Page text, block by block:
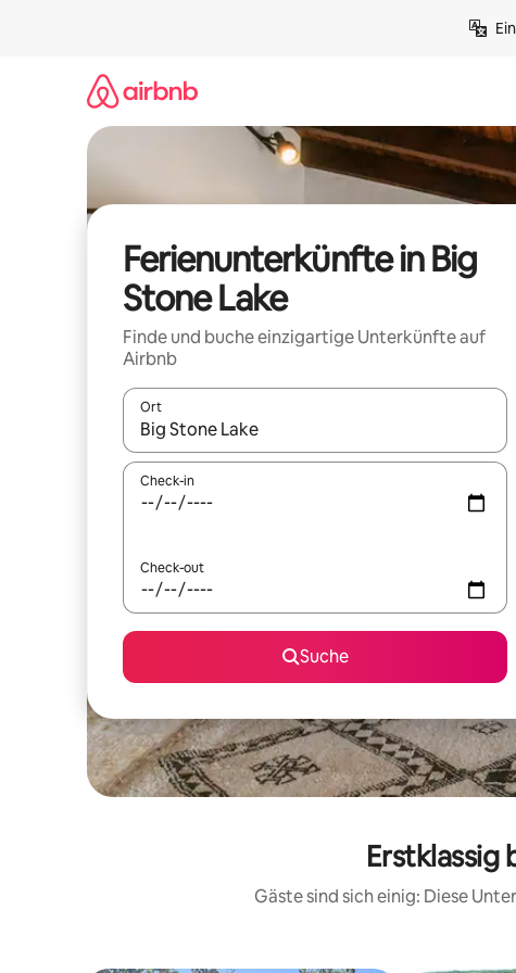
Ferienunterkünfte in Big
Stone Lake
Finde und buche einzigartige Unterkünfte auf
Airbnb
Ort
Wenn Ergebnisse verfügbar sind, navigiere mit den
Check-in
Check-out
Suche
Erstklassig
Gäste sind sich einig: Diese